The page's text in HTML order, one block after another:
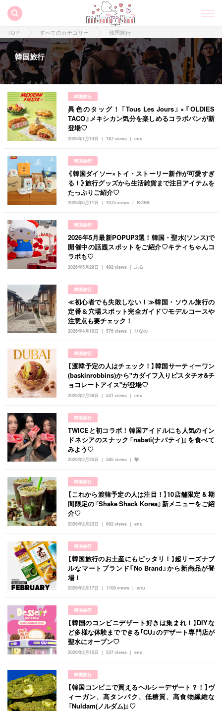
すべての記事
manimani について
カテゴリー一覧
タグ一覧
キュレーター一覧
運営会社
利用規約
プライバシーポリシー
お問い合わせ
韓国 オルチャン
韓国旅行 韓国ファッション 韓国アイドル
メイク k-pop
kpop トレンド 韓国メイク
オルチャンメイク twice 人気
TOP すべてのカテゴリー 韓国旅行
韓国旅行
韓国旅行
2026年7月14日 enu
187 views
異色のタッグ！『Tous Les Jours』×『OLDIES
TACO』メキシカン気分を楽しめるコラボパンが新
登場♡
韓国旅行
2026年6月11日 BOSS
1075 views
《韓国ダイソー×トイ・ストーリー新作が可愛すぎ
る！》旅行グッズから生活雑貨まで注目アイテムを
たっぷりご紹介♡
韓国旅行
2026年5月29日 ふる
492 views
2026年5月最新POPUP3選！韓国・聖水(ソンス)で
開催中の話題スポットをご紹介♡キティちゃんコ
ラボも♡
韓国旅行
2026年4月10日 ひなの
576 views
≪初心者でも失敗しない！≫韓国・ソウル旅行の
定番＆穴場スポット完全ガイド♡モデルコースや
注意点も要チェック！
韓国旅行
2026年2月28日 enu
551 views
【渡韓予定の人はチェック！】韓国サーティーワン
(baskinrobbins)から"カダイフ入りピスタチオ&チ
ョコレートアイス"が登場♡
韓国旅行
2026年2月25日 華
585 views
TWICEと初コラボ！韓国アイドルにも人気のイン
ドネシアのスナック『nabati(ナバティ)』を食べて
みよう♡
韓国旅行
2026年2月23日 enu
682 views
【これから渡韓予定の人は注目！】10店舗限定 & 期
間限定の『Shake Shack Korea』新メニューをご紹
介♡
韓国旅行
2026年2月17日 enu
1108 views
【韓国旅行のお土産にもピッタリ！】超リーズナブ
ルなマートブランド『No Brand』から新商品が登
場！
韓国旅行
2026年2月15日 enu
537 views
【韓国のコンビニデザート好きは集まれ！】DIYな
ど多様な体験までできる「CU」のデザート専門店が
聖水にオープン♡
韓国旅行
【韓国コンビニで買えるヘルシーデザート？！】ヴ
ィーガン、高タンパク、低糖質、高食物繊維な
『Nuldam(ノルダム)』♡